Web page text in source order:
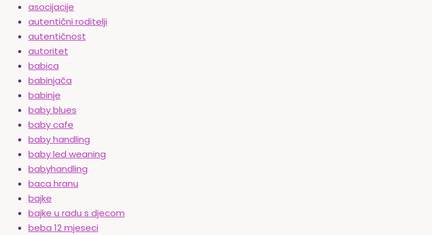
asocijacije
autentični roditelji
autentičnost
autoritet
babica
babinjača
babinje
baby blues
baby cafe
baby handling
baby led weaning
babyhandling
baca hranu
bajke
bajke u radu s djecom
beba 12 mjeseci